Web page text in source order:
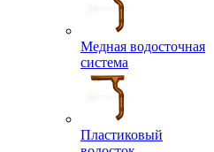
Медная водосточная
система
Пластиковый